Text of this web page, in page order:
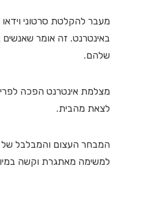
מעבר להקלטת סרטוני
באינטרנט. זה אומר
שלהם.
מצלמת אינטרנט הפכה
לצאת מהבית.
המבחר העצום והמבלבל של
למשימה מאתגרת וקשה